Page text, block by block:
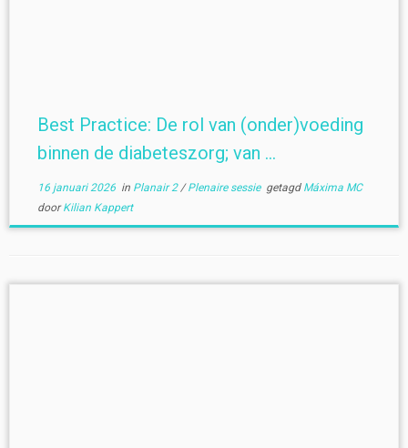
Best Practice: De rol van (onder)voeding
binnen de diabeteszorg; van ...
16 januari 2026in Planair 2/Plenaire sessie getagd Máxima MC
doorKilian Kappert